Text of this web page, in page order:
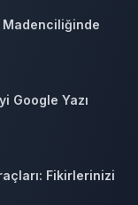
Madenciliğinde
Google Yazı
Fikirlerinizi